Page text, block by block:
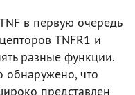
в первую очередь
TNFR1 и
разные функции.
что
представлен